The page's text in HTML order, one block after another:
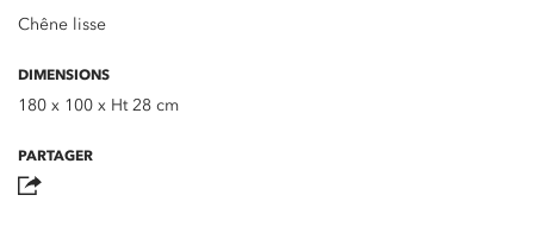
Chêne lisse
DIMENSIONS
180 x 100 x Ht 28 cm
PARTAGER